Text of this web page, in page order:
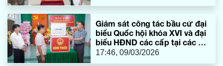
Giám sát công tác bầu cử đại
biểu Quốc hội khóa XVI và đại
biểu HĐND các cấp tại các địa
phương
17:46, 09/03/2026